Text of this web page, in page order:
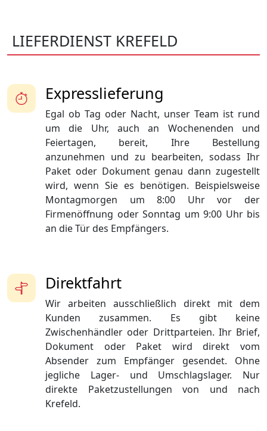
LIEFERDIENST KREFELD
Direktfahrt
Wir arbeiten ausschließlich direkt mit dem
Kunden zusammen. Es gibt keine
Zwischenhändler oder Drittparteien. Ihr Brief,
Dokument oder Paket wird direkt vom
Absender zum Empfänger gesendet. Ohne
jegliche Lager- und Umschlagslager. Nur
direkte Paketzustellungen von und nach
Krefeld.
Expresslieferung
Egal ob Tag oder Nacht, unser Team ist rund
um die Uhr, auch an Wochenenden und
Feiertagen, bereit, Ihre Bestellung
anzunehmen und zu bearbeiten, sodass Ihr
Paket oder Dokument genau dann zugestellt
wird, wenn Sie es benötigen. Beispielsweise
Montagmorgen um 8:00 Uhr vor der
Firmenöffnung oder Sonntag um 9:00 Uhr bis
an die Tür des Empfängers.